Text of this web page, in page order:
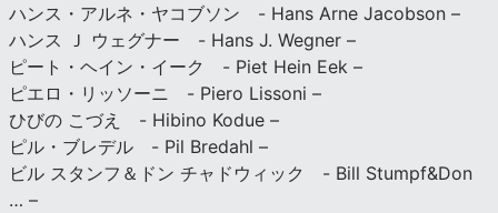
ハンス・アルネ・ヤコブソン - Hans Arne Jacobson –
ハンス Ｊ ウェグナー - Hans J. Wegner –
ピート・ヘイン・イーク - Piet Hein Eek –
ピエロ・リッソーニ - Piero Lissoni –
ひびの こづえ - Hibino Kodue –
ピル・ブレデル - Pil Bredahl –
ビル スタンフ＆ドン チャドウィック - Bill Stumpf&Don
… –